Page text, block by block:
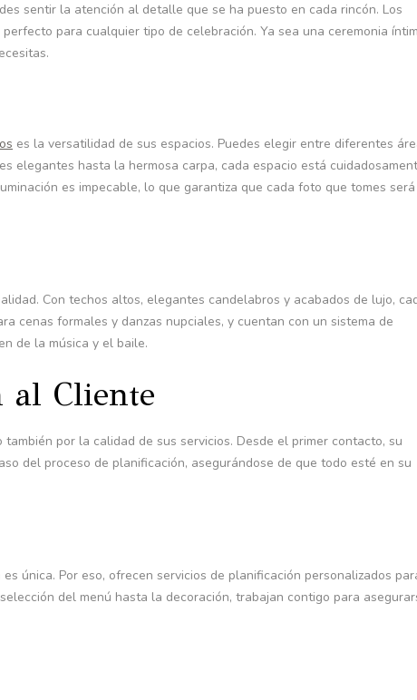
sentir la atención al detalle que se ha puesto en cada rincón. Los
para cualquier tipo de celebración. Ya sea una ceremonia
es la versatilidad de sus espacios. Puedes elegir entre diferentes
elegantes hasta la hermosa carpa, cada espacio está
es impecable, lo que garantiza que cada foto que tomes será
Con techos altos, elegantes candelabros y acabados de lujo,
cenas formales y danzas nupciales, y cuentan con un sistema de
de la música y el baile.
al Cliente
por la calidad de sus servicios. Desde el primer contacto, su
del proceso de planificación, asegurándose de que todo esté en su
única. Por eso, ofrecen servicios de planificación personalizados
del menú hasta la decoración, trabajan contigo para